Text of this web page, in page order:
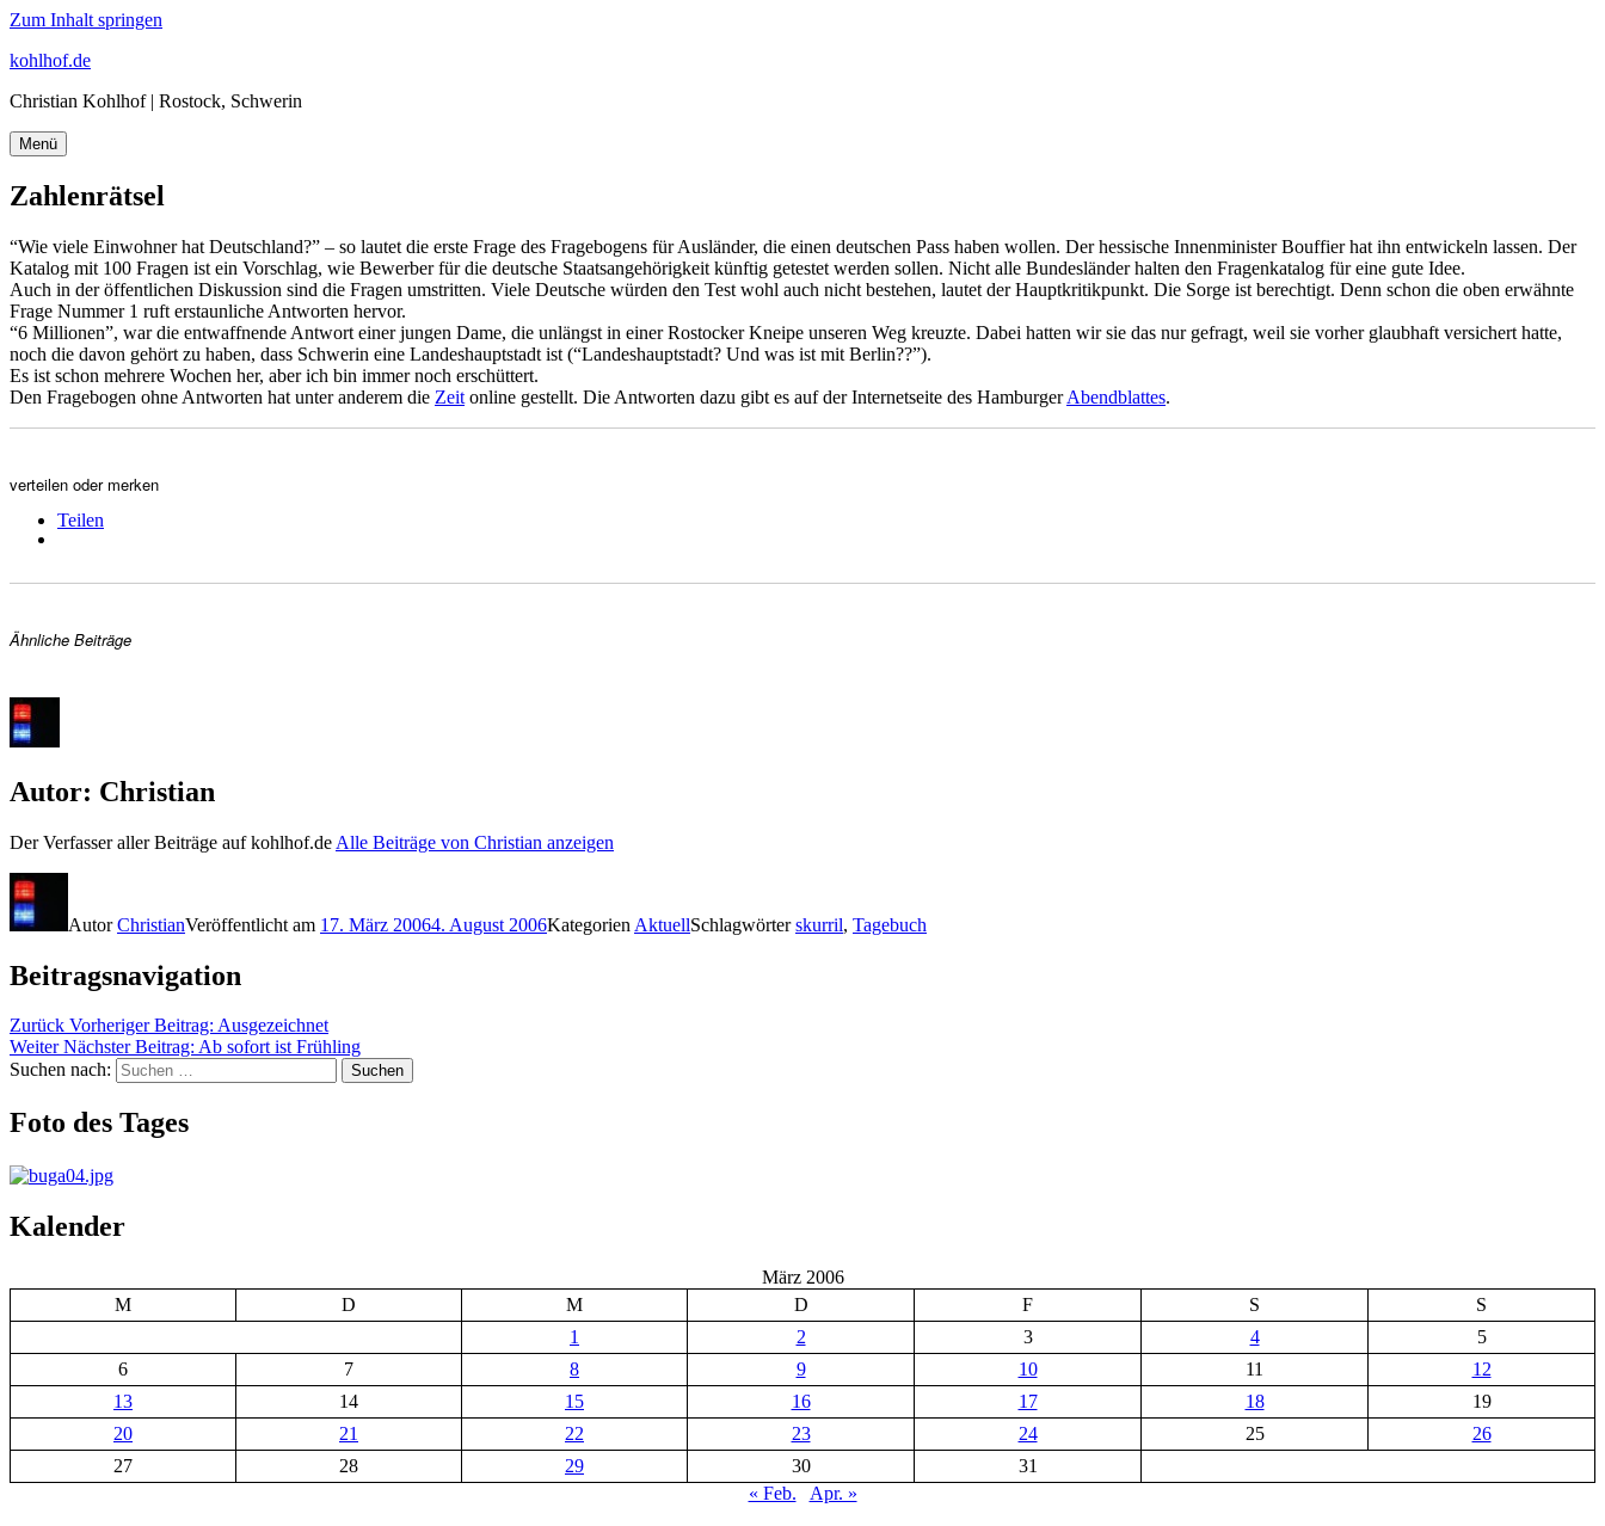
Zum Inhalt springen
kohlhof.de
Christian Kohlhof | Rostock, Schwerin
Menü
Zahlenrätsel
“Wie viele Einwohner hat Deutschland?” – so lautet die erste Frage des Fragebogens für Ausländer, die einen deutschen Pass haben wollen. Der hessische Innenminister Bouffier hat ihn entwickeln lassen. Der
Katalog mit 100 Fragen ist ein Vorschlag, wie Bewerber für die deutsche Staatsangehörigkeit künftig getestet werden sollen. Nicht alle Bundesländer halten den Fragenkatalog für eine gute Idee.
Auch in der öffentlichen Diskussion sind die Fragen umstritten. Viele Deutsche würden den Test wohl auch nicht bestehen, lautet der Hauptkritikpunkt. Die Sorge ist berechtigt. Denn schon die oben erwähnte
Frage Nummer 1 ruft erstaunliche Antworten hervor.
“6 Millionen”, war die entwaffnende Antwort einer jungen Dame, die unlängst in einer Rostocker Kneipe unseren Weg kreuzte. Dabei hatten wir sie das nur gefragt, weil sie vorher glaubhaft versichert hatte,
noch die davon gehört zu haben, dass Schwerin eine Landeshauptstadt ist (“Landeshauptstadt? Und was ist mit Berlin??”).
Es ist schon mehrere Wochen her, aber ich bin immer noch erschüttert.
Den Fragebogen ohne Antworten hat unter anderem die Zeit online gestellt. Die Antworten dazu gibt es auf der Internetseite des HamburgerAbendblattes.
verteilen oder merken
Teilen
Ähnliche Beiträge
Autor: Christian
Der Verfasser aller Beiträge auf kohlhof.de Alle Beiträge von Christian anzeigen
AutorChristianVeröffentlicht am 17. März 20064. August 2006Kategorien AktuellSchlagwörterskurril, Tagebuch
Beitragsnavigation
Zurück Vorheriger Beitrag: Ausgezeichnet
Weiter Nächster Beitrag: Ab sofort ist Frühling
Suchen nach:
Suchen
Foto des Tages
Kalender
März 2006
M
D M D F S
S
1
2 3 4
5
6
7 8 9 10 11
12
13
14 15 16 17 18
19
20
21 22 23 24 25
26
27
28 29 30
31
« Feb.
Apr. »